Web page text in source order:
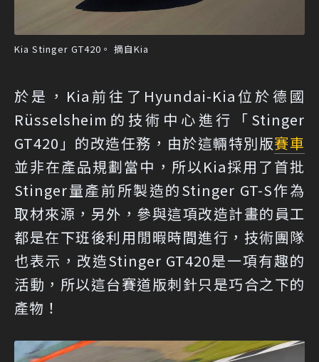
Kia Stinger GT420。 摘自Kia
於是，Kia前往了Hyundai-Kia位於德國
Rüsselsheim的技術中心進行「Stinger
GT420」的改造任務，由於這輛特別版賽車
並非在產品規劃當中，所以Kia採用了首批
Stinger量產前所製造的Stinger GT-S作為
取材來源，另外，參與這項改造計畫的員工
都是在下班後利用閒暇時間進行，技術團隊
也表示，改造Stinger GT420是一項有趣的
活動，所以這台賽道版刺針只是巧合之下的
產物！